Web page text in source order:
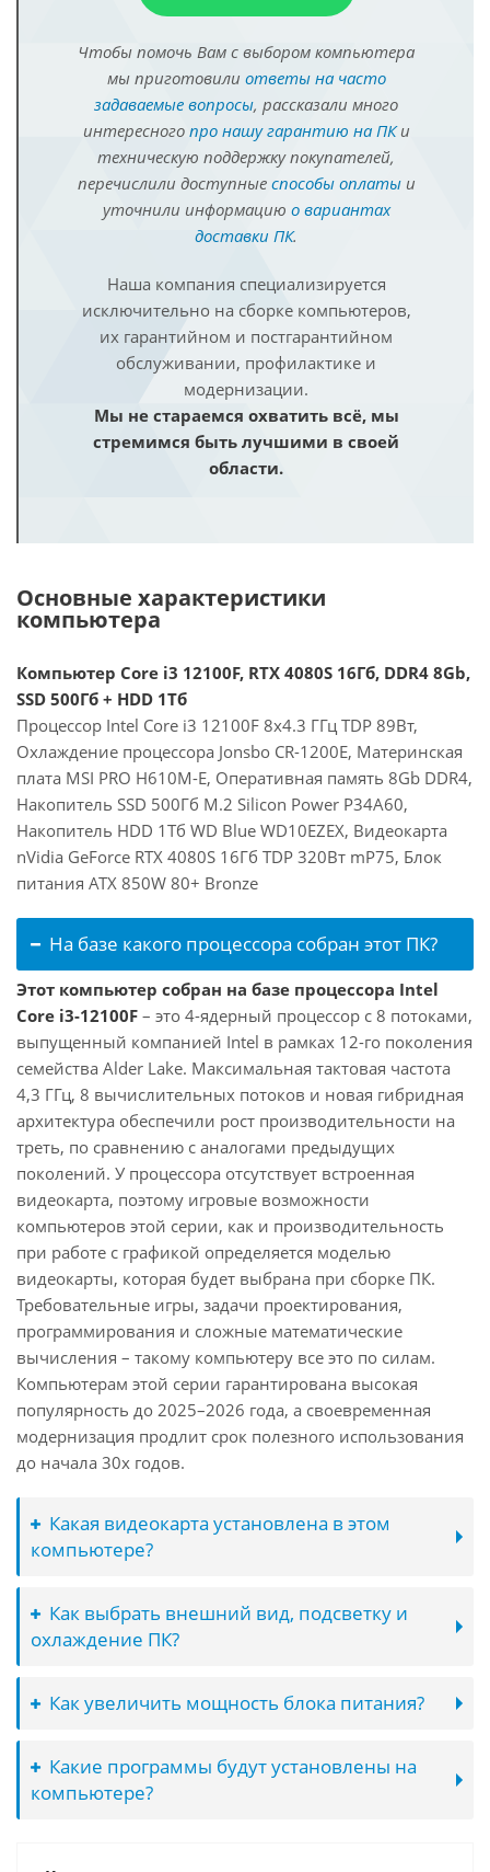
Чтобы помочь Вам с выбором компьютера
мы приготовили ответы на часто
задаваемые вопросы, рассказали много
интересного про нашу гарантию на ПКи
техническую поддержку покупателей,
перечислили доступные способы оплатыи
уточнили информацию о вариантах
доставки ПК.
Наша компания специализируется
исключительно на сборке компьютеров,
их гарантийном и постгарантийном
обслуживании, профилактике и
модернизации.
Мы не стараемся охватить всё, мы
стремимся быть лучшими в своей
области.
Основные характеристики
компьютера
Компьютер Core i3 12100F, RTX 4080S 16Гб, DDR4 8Gb,
SSD 500Гб + HDD 1Тб
Процессор Intel Core i3 12100F 8x4.3 ГГц TDP 89Вт,
Охлаждение процессора Jonsbo CR-1200E, Материнская
плата MSI PRO H610M-E, Оперативная память 8Gb DDR4,
Накопитель SSD 500Гб M.2 Silicon Power P34A60,
Накопитель HDD 1Тб WD Blue WD10EZEX, Видеокарта
nVidia GeForce RTX 4080S 16Гб TDP 320Вт mP75, Блок
питания ATX 850W 80+ Bronze
На базе какого процессора собран этот ПК?
Этот компьютер собран на базе процессора Intel
Core i3-12100F – это 4-ядерный процессор с 8 потоками,
выпущенный компанией Intel в рамках 12-го поколения
семейства Alder Lake. Максимальная тактовая частота
4,3 ГГц, 8 вычислительных потоков и новая гибридная
архитектура обеспечили рост производительности на
треть, по сравнению с аналогами предыдущих
поколений. У процессора отсутствует встроенная
видеокарта, поэтому игровые возможности
компьютеров этой серии, как и производительность
при работе с графикой определяется моделью
видеокарты, которая будет выбрана при сборке ПК.
Требовательные игры, задачи проектирования,
программирования и сложные математические
вычисления – такому компьютеру все это по силам.
Компьютерам этой серии гарантирована высокая
популярность до 2025–2026 года, а своевременная
модернизация продлит срок полезного использования
до начала 30х годов.
Какая видеокарта установлена в этом
компьютере?
Как выбрать внешний вид, подсветку и
охлаждение ПК?
Как увеличить мощность блока питания?
Какие программы будут установлены на
компьютере?